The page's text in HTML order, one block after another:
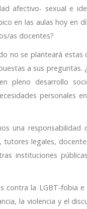
afectivo- sexual e
en las aulas hoy en
as docentes?
no se planteará estas
a sus preguntas.
pleno desarrollo
personales
una responsabilidad
tutores legales,
instituciones
contra la LGBT-fobia e
la violencia y el